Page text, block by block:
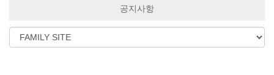
공지사항